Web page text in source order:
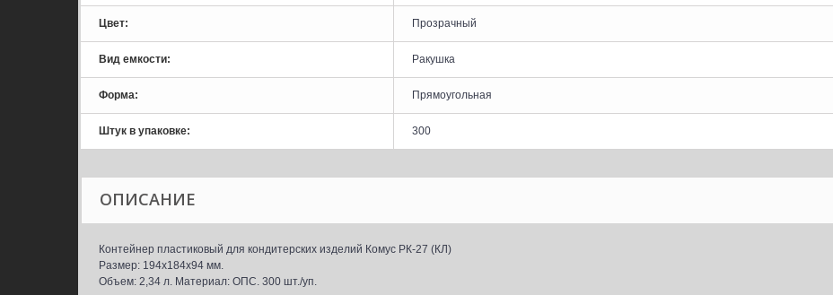
Цвет: Прозрачный
Вид емкости: Ракушка
Форма: Прямоугольная
Штук в упаковке: 300
ОПИСАНИЕ
Контейнер пластиковый для кондитерских изделий Комус РК-27 (КЛ)
Размер: 194x184x94 мм.
Объем: 2,34 л. Материал: ОПС. 300 шт./уп.